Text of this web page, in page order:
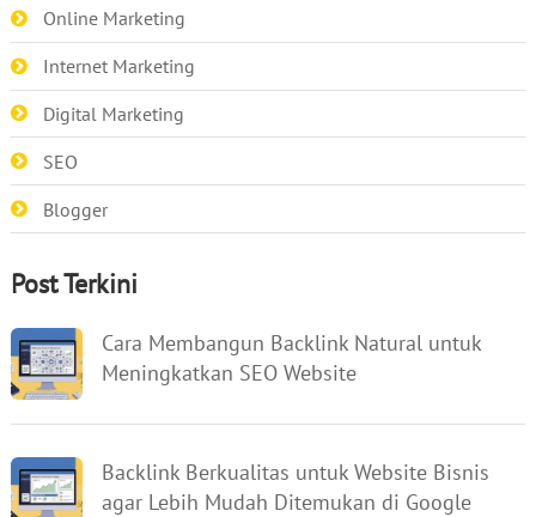
Online Marketing
Internet Marketing
Digital Marketing
SEO
Blogger
Post Terkini
Cara Membangun Backlink Natural untuk
Meningkatkan SEO Website
Backlink Berkualitas untuk Website Bisnis
agar Lebih Mudah Ditemukan di Google